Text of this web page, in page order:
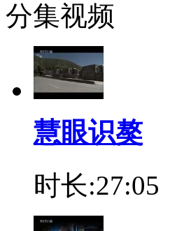
分集视频
慧眼识獒
时长:27:05